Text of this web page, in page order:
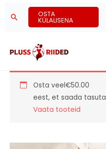
SearchOSTA
KÜLALISENA
Osta veel€50.00
eest, et saada
Vaata tooteid